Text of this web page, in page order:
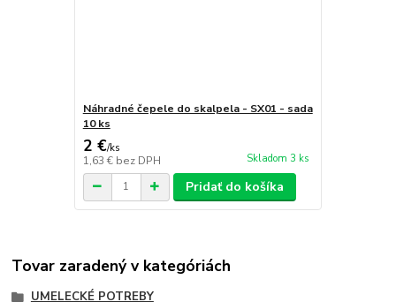
Náhradné čepele do skalpela - SX01 - sada
10 ks
2 €/ks
1,63 € bez DPH Skladom 3 ks
Pridať do košíka
Tovar zaradený v kategóriách
UMELECKÉ POTREBY